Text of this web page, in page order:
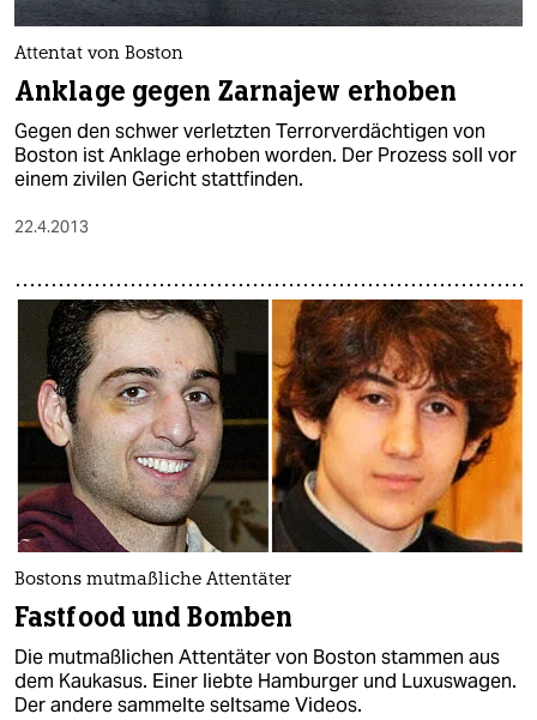
Attentat von Boston
Anklage gegen Zarnajew erhoben
Gegen den schwer verletzten Terrorverdächtigen von
Boston ist Anklage erhoben worden. Der Prozess soll vor
einem zivilen Gericht stattfinden.
22.4.2013
Bostons mutmaßliche Attentäter
Fastfood und Bomben
Die mutmaßlichen Attentäter von Boston stammen aus
dem Kaukasus. Einer liebte Hamburger und Luxuswagen.
Der andere sammelte seltsame Videos.